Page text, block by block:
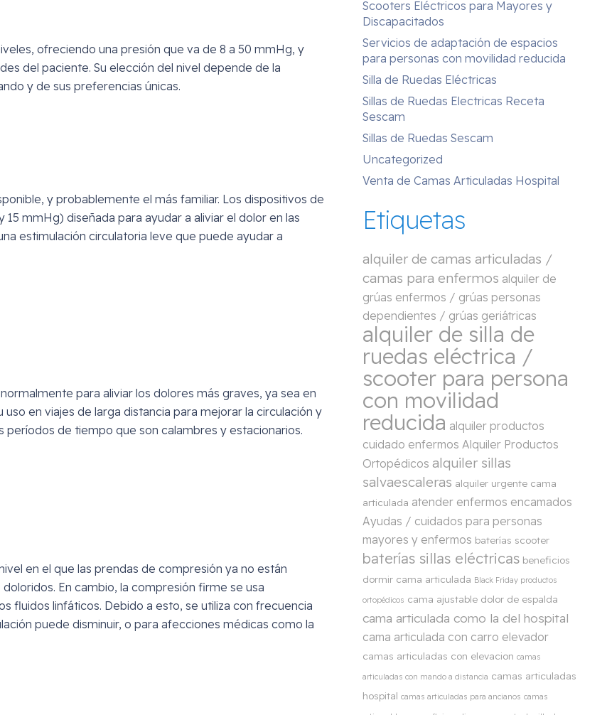
ofreciendo una presión que va de 8 a 50 mmHg, y
del paciente. Su elección del nivel depende de la
y de sus preferencias únicas.
y probablemente el más familiar. Los dispositivos de
mmHg) diseñada para ayudar a aliviar el dolor en las
estimulación circulatoria leve que puede ayudar a
para aliviar los dolores más graves, ya sea en
en viajes de larga distancia para mejorar la circulación y
períodos de tiempo que son calambres y estacionarios.
en el que las prendas de compresión ya no están
En cambio, la compresión firme se usa
fluidos linfáticos. Debido a esto, se utiliza con frecuencia
puede disminuir, o para afecciones médicas como la
Scooters Eléctricos para Mayores y
Discapacitados
Servicios de adaptación de espacios
para personas con movilidad reducida
Silla de Ruedas Eléctricas
Sillas de Ruedas Electricas Receta
Sescam
Sillas de Ruedas Sescam
Uncategorized
Venta de Camas Articuladas Hospital
Etiquetas
alquiler de camas articuladas /
camas para enfermos alquiler de
grúas enfermos / grúas personas
dependientes / grúas geriátricas
alquiler de silla de
ruedas eléctrica /
scooter para persona
con movilidad
reducida alquiler productos
cuidado enfermos Alquiler Productos
Ortopédicos alquiler sillas
salvaescaleras alquiler urgente cama
articulada atender enfermos encamados
Ayudas / cuidados para personas
mayores y enfermos baterías scooter
baterías sillas eléctricas beneficios
dormir cama articulada Black Friday productos
ortopédicos cama ajustable dolor de espalda
cama articulada como la del hospital
cama articulada con carro elevador
camas articuladas con elevacion camas
articuladas con mando a distancia camas articuladas
hospital camas articuladas para ancianos camas